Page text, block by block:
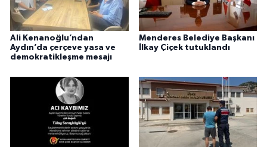
Ali Kenanoğlu’ndan
Aydın’da çerçeve yasa ve
demokratikleşme mesajı
Menderes Belediye Başkanı
İlkay Çiçek tutuklandı